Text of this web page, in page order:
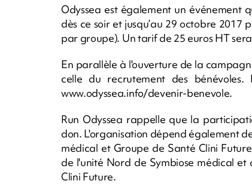
Odyssea est également un événement
dès ce soir et jusqu’au 29 octobre 2017
par groupe). Un tarif de 25 euros HT
En parallèle à l'ouverture de la
celle du recrutement des
www.odyssea.info/devenir-benevole.
Run Odyssea rappelle que la
don. L'organisation dépend également
médical et Groupe de Santé Clini
de l'unité Nord de Symbiose médical
Clini Future.